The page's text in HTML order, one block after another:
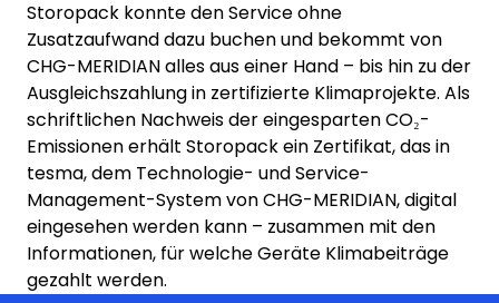
Storopack konnte den Service ohne
Zusatzaufwand dazu buchen und bekommt von
CHG-MERIDIAN alles aus einer Hand – bis hin zu der
Ausgleichszahlung in zertifizierte Klimaprojekte. Als
schriftlichen Nachweis der eingesparten CO₂-
Emissionen erhält Storopack ein Zertifikat, das in
tesma, dem Technologie- und Service-
Management-System von CHG-MERIDIAN, digital
eingesehen werden kann – zusammen mit den
Informationen, für welche Geräte Klimabeiträge
gezahlt werden.